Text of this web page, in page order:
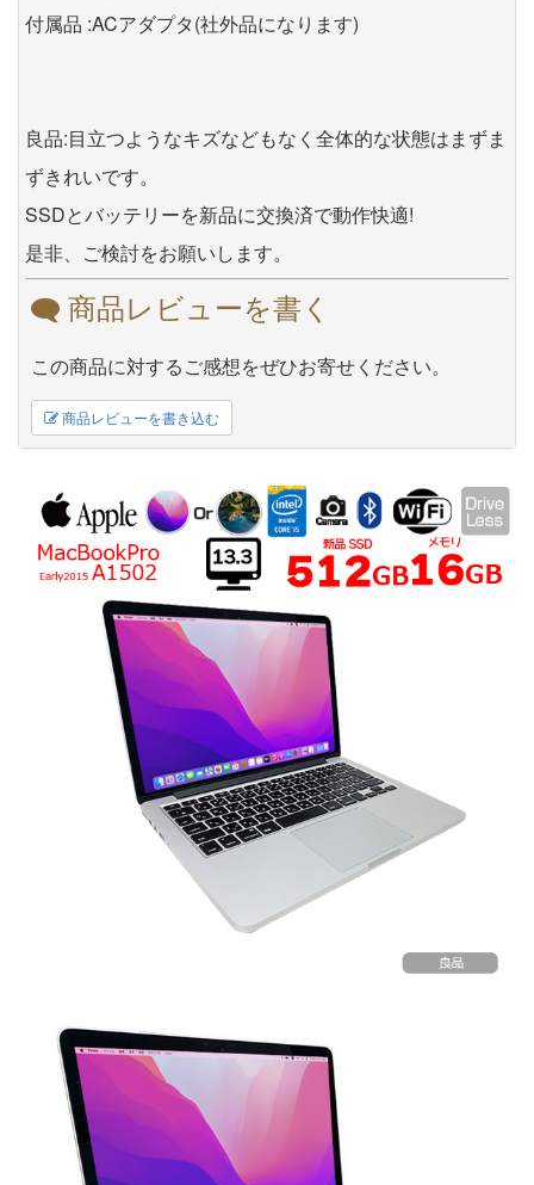
付属品 :ACアダプタ(社外品になります)
良品:目立つようなキズなどもなく全体的な状態はまずま
ずきれいです。
SSDとバッテリーを新品に交換済で動作快適!
是非、ご検討をお願いします。
商品レビューを書く
この商品に対するご感想をぜひお寄せください。
商品レビューを書き込む